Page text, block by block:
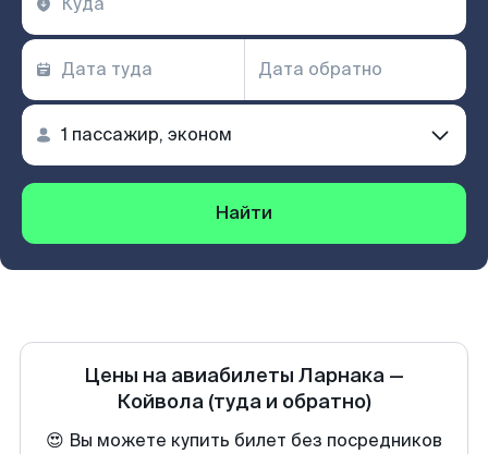
Найти
Цены на авиабилеты Ларнака —
Койвола (туда и обратно)
😍 Вы можете купить билет без посредников